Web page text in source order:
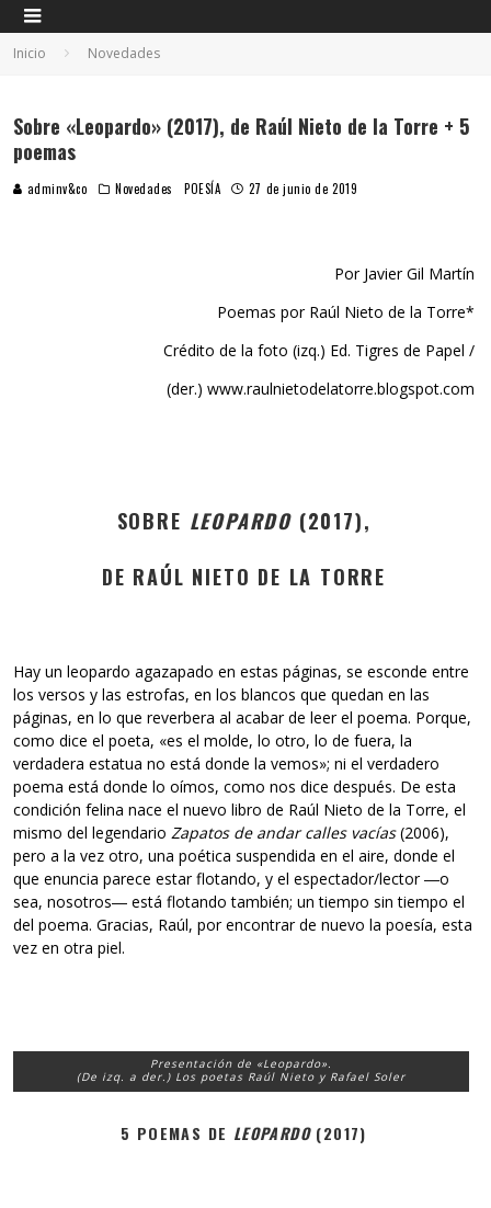
Inicio Novedades
Sobre «Leopardo» (2017), de Raúl Nieto de la Torre + 5
poemas
adminv&co Novedades POESÍA 27 de junio de 2019
Por Javier Gil Martín
Poemas por Raúl Nieto de la Torre*
Crédito de la foto (izq.) Ed. Tigres de Papel /
(der.) www.raulnietodelatorre.blogspot.com
SOBRE LEOPARDO (2017),
DE RAÚL NIETO DE LA TORRE
Hay un leopardo agazapado en estas páginas, se esconde entre
los versos y las estrofas, en los blancos que quedan en las
páginas, en lo que reverbera al acabar de leer el poema. Porque,
como dice el poeta, «es el molde, lo otro, lo de fuera, la
verdadera estatua no está donde la vemos»; ni el verdadero
poema está donde lo oímos, como nos dice después. De esta
condición felina nace el nuevo libro de Raúl Nieto de la Torre, el
mismo del legendario Zapatos de andar calles vacías(2006),
pero a la vez otro, una poética suspendida en el aire, donde el
que enuncia parece estar flotando, y el espectador/lector ―o
sea, nosotros― está flotando también; un tiempo sin tiempo el
del poema. Gracias, Raúl, por encontrar de nuevo la poesía, esta
vez en otra piel.
Presentación de «Leopardo».
(De izq. a der.) Los poetas Raúl Nieto y Rafael Soler
5 POEMAS DE LEOPARDO(2017)